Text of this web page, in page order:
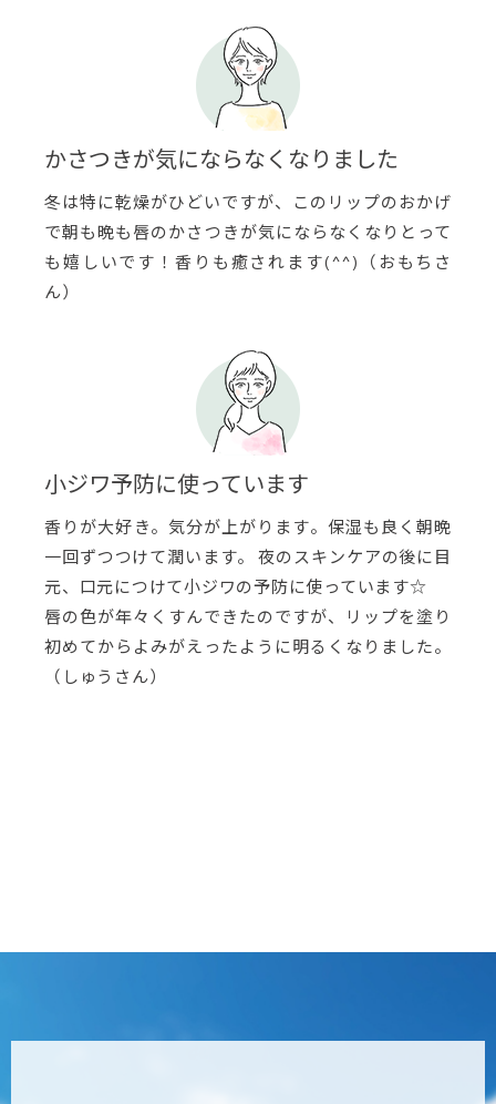
かさつきが気にならなくなりました
冬は特に乾燥がひどいですが、このリップのおかげ
で朝も晩も唇のかさつきが気にならなくなりとって
も嬉しいです！香りも癒されます(^^)（おもちさ
ん）
小ジワ予防に使っています
香りが大好き。気分が上がります。保湿も良く朝晩
一回ずつつけて潤います。 夜のスキンケアの後に目
元、口元につけて小ジワの予防に使っています☆
唇の色が年々くすんできたのですが、リップを塗り
初めてからよみがえったように明るくなりました。
（しゅうさん）